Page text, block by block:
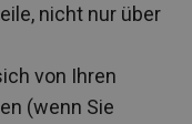
nicht nur über
von Ihren
(wenn Sie